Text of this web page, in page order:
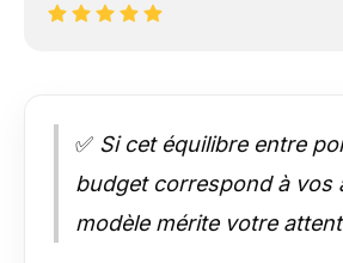
✅ Si cet équilibre entre
budget correspond à vos
modèle mérite votre